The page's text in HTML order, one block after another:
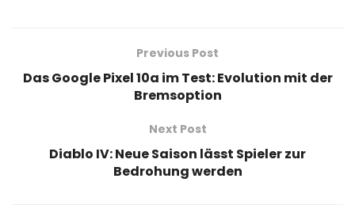
Previous Post
Das Google Pixel 10a im Test: Evolution mit der
Bremsoption
Next Post
Diablo IV: Neue Saison lässt Spieler zur
Bedrohung werden